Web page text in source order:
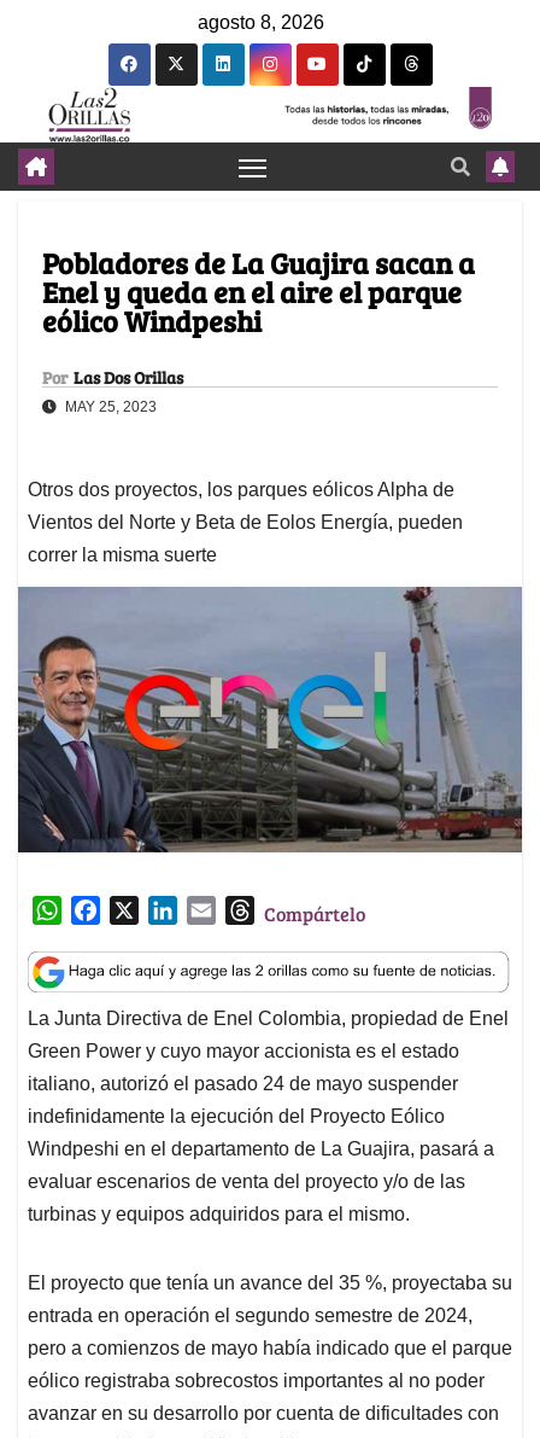
agosto 8, 2026
Pobladores de La Guajira sacan a
Enel y queda en el aire el parque
eólico Windpeshi
Por Las Dos Orillas
MAY 25, 2023
Otros dos proyectos, los parques eólicos Alpha de
Vientos del Norte y Beta de Eolos Energía, pueden
correr la misma suerte
W
a
t
s
A
p
p
c
e
b
o
o
k
n
k
e
d
I
n
a
i
l
T
r
e
a
d
s
Compártelo
La Junta Directiva de Enel Colombia, propiedad de Enel
Green Power y cuyo mayor accionista es el estado
italiano, autorizó el pasado 24 de mayo suspender
indefinidamente la ejecución del Proyecto Eólico
Windpeshi en el departamento de La Guajira, pasará a
evaluar escenarios de venta del proyecto y/o de las
turbinas y equipos adquiridos para el mismo.
El proyecto que tenía un avance del 35 %, proyectaba su
entrada en operación el segundo semestre de 2024,
pero a comienzos de mayo había indicado que el parque
eólico registraba sobrecostos importantes al no poder
avanzar en su desarrollo por cuenta de dificultades con